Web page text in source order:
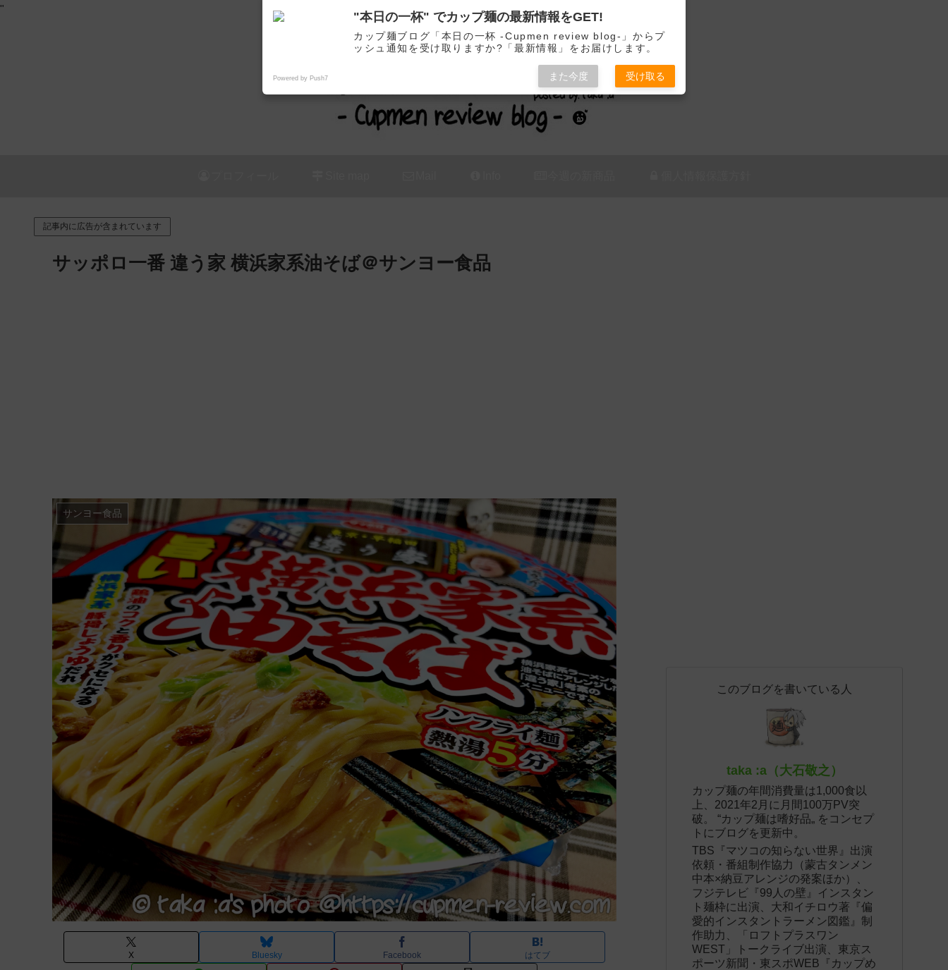
"
カップ麺の新商品をレビュー / アレンジするブログ
記事内に広告が含まれています
サッポロ一番 違う家 横浜家系油そば＠サンヨー食品
サンヨー食品
X Bluesky Facebook はてブ
このブログを書いている人
taka :a（大石敬之）
カップ麺の年間消費量は1,000食以
上、2021年2月に月間100万PV突
破。 “カップ麺は嗜好品„ をコンセプ
トにブログを更新中。
TBS『マツコの知らない世界』出演
依頼・番組制作協力（蒙古タンメン
中本×納豆アレンジの発案ほか）、
フジテレビ『99人の壁』インスタン
ト麺枠に出演、大和イチロウ著『偏
愛的インスタントラーメン図鑑』制
作助力、「ロフトプラスワン
WEST」トークライブ出演、東京ス
ポーツ新聞・東スポWEB『カップめ
"本日の一杯" でカップ麺の最新情報をGET!
カップ麺ブログ「本日の一杯 -Cupmen review blog-」からプ
ッシュ通知を受け取りますか?「最新情報」をお届けします。
Powered by Push7 また今度 受け取る